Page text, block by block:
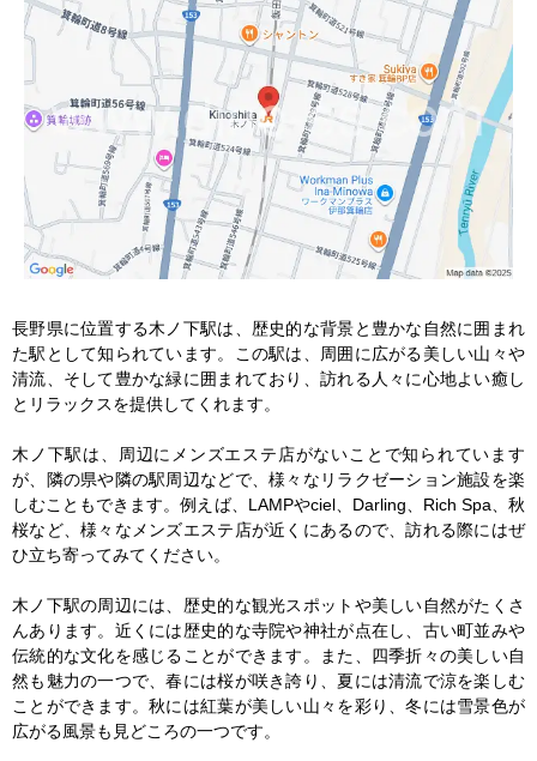
長野県に位置する木ノ下駅は、歴史的な背景と豊かな自然に囲まれ
た駅として知られています。この駅は、周囲に広がる美しい山々や
清流、そして豊かな緑に囲まれており、訪れる人々に心地よい癒し
とリラックスを提供してくれます。
木ノ下駅は、周辺にメンズエステ店がないことで知られています
が、隣の県や隣の駅周辺などで、様々なリラクゼーション施設を楽
しむこともできます。例えば、LAMPやciel、Darling、Rich Spa、秋
桜など、様々なメンズエステ店が近くにあるので、訪れる際にはぜ
ひ立ち寄ってみてください。
木ノ下駅の周辺には、歴史的な観光スポットや美しい自然がたくさ
んあります。近くには歴史的な寺院や神社が点在し、古い町並みや
伝統的な文化を感じることができます。また、四季折々の美しい自
然も魅力の一つで、春には桜が咲き誇り、夏には清流で涼を楽しむ
ことができます。秋には紅葉が美しい山々を彩り、冬には雪景色が
広がる風景も見どころの一つです。